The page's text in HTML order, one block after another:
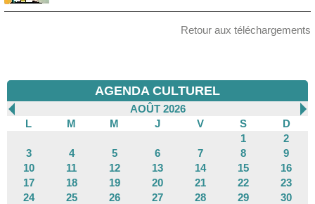
Retour aux téléchargements
AGENDA CULTUREL
AOÛT 2026
L
M M J V S
D
1
2
3
4 5 6 7 8
9
10
11 12 13 14 15
16
17
18 19 20 21 22
23
24
25 26 27 28 29
30